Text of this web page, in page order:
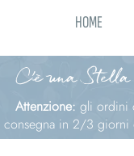
HOME
C'è una Stella
Attenzione: gli ordini
in 2/3 giorni